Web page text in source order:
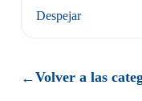
Despejar
←Volver a las